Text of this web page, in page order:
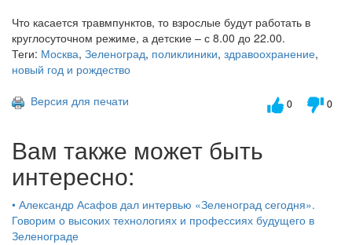
Что касается травмпунктов, то взрослые будут работать в
круглосуточном режиме, а детские – с 8.00 до 22.00.
Теги: Москва, Зеленоград, поликлиники, здравоохранение,
новый год и рождество
Версия для печати
0 0
Вам также может быть
интересно:
• Александр Асафов дал интервью «Зеленоград сегодня».
Говорим о высоких технологиях и профессиях будущего в
Зеленограде